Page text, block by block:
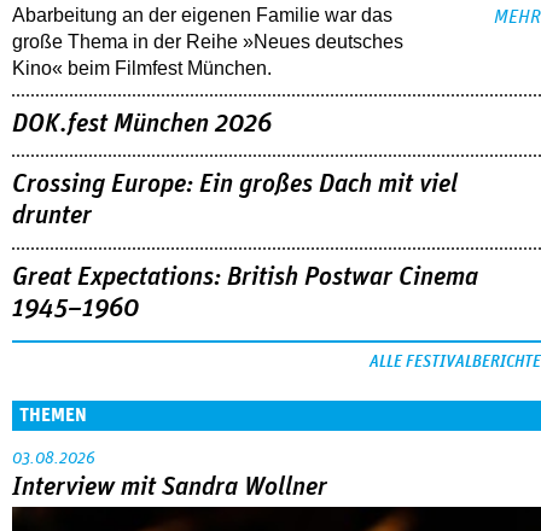
Abarbeitung an der eigenen Familie war das
große Thema in der Reihe »Neues deutsches
Kino« beim Filmfest München.
MEHR
DOK.fest München 2026
Crossing Europe: Ein großes Dach mit viel
drunter
Great Expectations: British Postwar Cinema
1945–1960
ALLE FESTIVALBERICHTE
THEMEN
03.08.2026
Interview mit Sandra Wollner